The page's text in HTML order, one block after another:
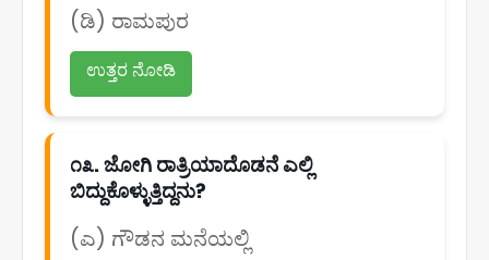
(ಡಿ) ರಾಮಪುರ
ಉತ್ತರ ನೋಡಿ
೧೩. ಜೋಗಿ ರಾತ್ರಿಯಾದೊಡನೆ ಎಲ್ಲಿ
ಬಿದ್ದುಕೊಳ್ಳುತ್ತಿದ್ದನು?
(ಎ) ಗೌಡನ ಮನೆಯಲ್ಲಿ